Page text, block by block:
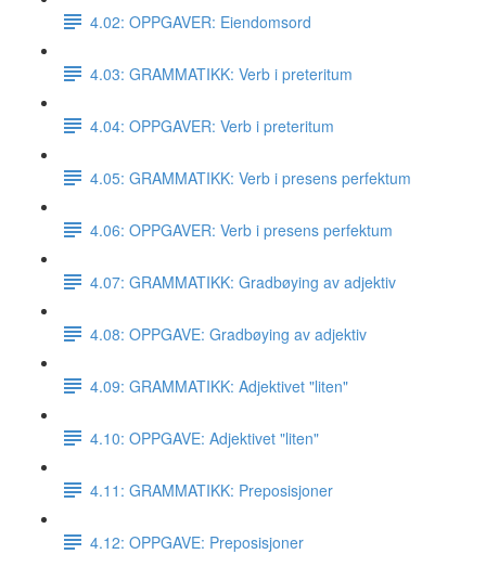
4.02: OPPGAVER: Eiendomsord
4.03: GRAMMATIKK: Verb i preteritum
4.04: OPPGAVER: Verb i preteritum
4.05: GRAMMATIKK: Verb i presens perfektum
4.06: OPPGAVER: Verb i presens perfektum
4.07: GRAMMATIKK: Gradbøying av adjektiv
4.08: OPPGAVE: Gradbøying av adjektiv
4.09: GRAMMATIKK: Adjektivet "liten"
4.10: OPPGAVE: Adjektivet "liten"
4.11: GRAMMATIKK: Preposisjoner
4.12: OPPGAVE: Preposisjoner